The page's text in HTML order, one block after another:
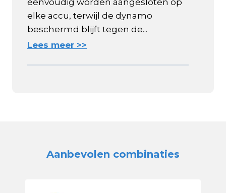
eenvoudig worden aangesloten op
elke accu, terwijl de dynamo
beschermd blijft tegen de...
Lees meer >>
Aanbevolen combinaties